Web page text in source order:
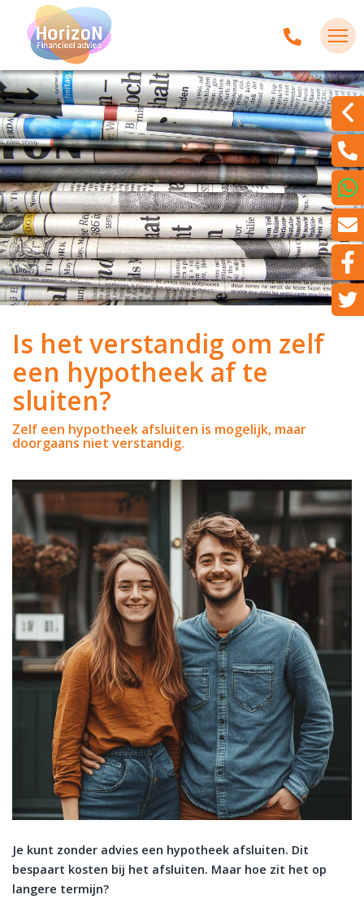
Is het verstandig om zelf
een hypotheek af te
sluiten?
Zelf een hypotheek afsluiten is mogelijk, maar
doorgaans niet verstandig.
Je kunt zonder advies een hypotheek afsluiten. Dit
bespaart kosten bij het afsluiten. Maar hoe zit het op
langere termijn?